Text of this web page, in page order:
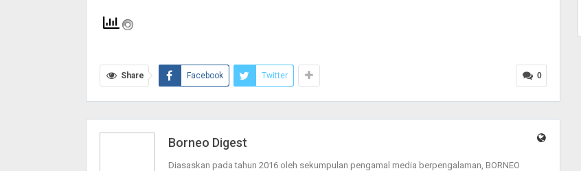
0
Share Facebook Twitter
Borneo Digest
Diasaskan pada tahun 2016 oleh sekumpulan pengamal media berpengalaman, BORNEO